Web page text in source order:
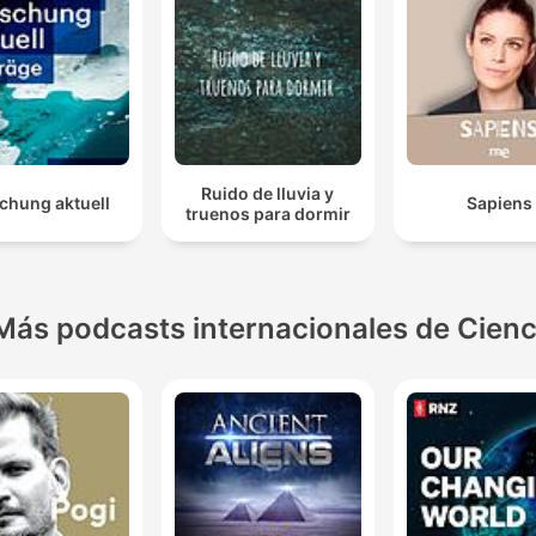
aktuell
Ruido de lluvia y
truenos para dormir
Sapiens
podcasts internacionales de